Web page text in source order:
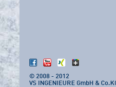
© 2008 - 2012
VS INGENIEURE GmbH &